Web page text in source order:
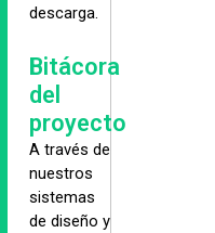
descarga.
Bitácora
del
proyecto
A través de
nuestros
sistemas
de diseño y